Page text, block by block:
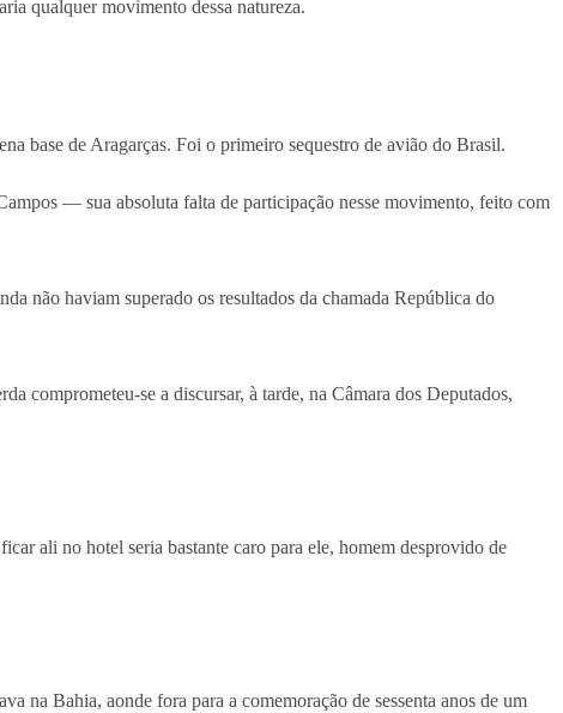
qualquer movimento dessa natureza.
base de Aragarças. Foi o primeiro sequestro de avião do Brasil.
— sua absoluta falta de participação nesse movimento, feito com
não haviam superado os resultados da chamada República do
comprometeu-se a discursar, à tarde, na Câmara dos Deputados,
ali no hotel seria bastante caro para ele, homem desprovido de
na Bahia, aonde fora para a comemoração de sessenta anos de um